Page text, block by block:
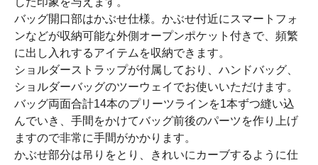
バッグ開口部はかぶせ仕様。かぶせ付近にスマートフォ
ンなどが収納可能な外側オープンポケット付きで、頻繁
に出し入れするアイテムを収納できます。
ショルダーストラップが付属しており、ハンドバッグ、
ショルダーバッグのツーウェイでお使いいただけます。
バッグ両面合計14本のプリーツラインを1本ずつ縫い込
んでいき、手間をかけてバッグ前後のパーツを作り上げ
ますので非常に手間がかかります。
かぶせ部分は吊りをとり、きれいにカーブするように仕